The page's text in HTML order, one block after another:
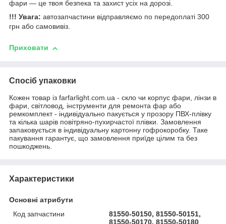
фари — це твоя безпека та захист усіх на дорозі.
!!! Увага: автозапчастини відправляємо по передоплаті 300
грн або самовивіз.
Приховати
Спосіб упаковки
Кожен товар із farfarlight.com.ua - скло чи корпус фари, лінзи в
фари, світловод, інструменти для ремонта фар або
ремкомплект - індивідуально пакується у прозору ПВХ-плівку
та кілька шарів повітряно-пухирчастої плівки. Замовлення
запаковується в індивідуальну картонну гофрокоробку. Таке
пакування гарантує, що замовлення приїде цілим та без
пошкоджень.
Характеристики
Основні атрибути
Код запчастини
81550-50150, 81550-50151,
81550-50170, 81550-50180